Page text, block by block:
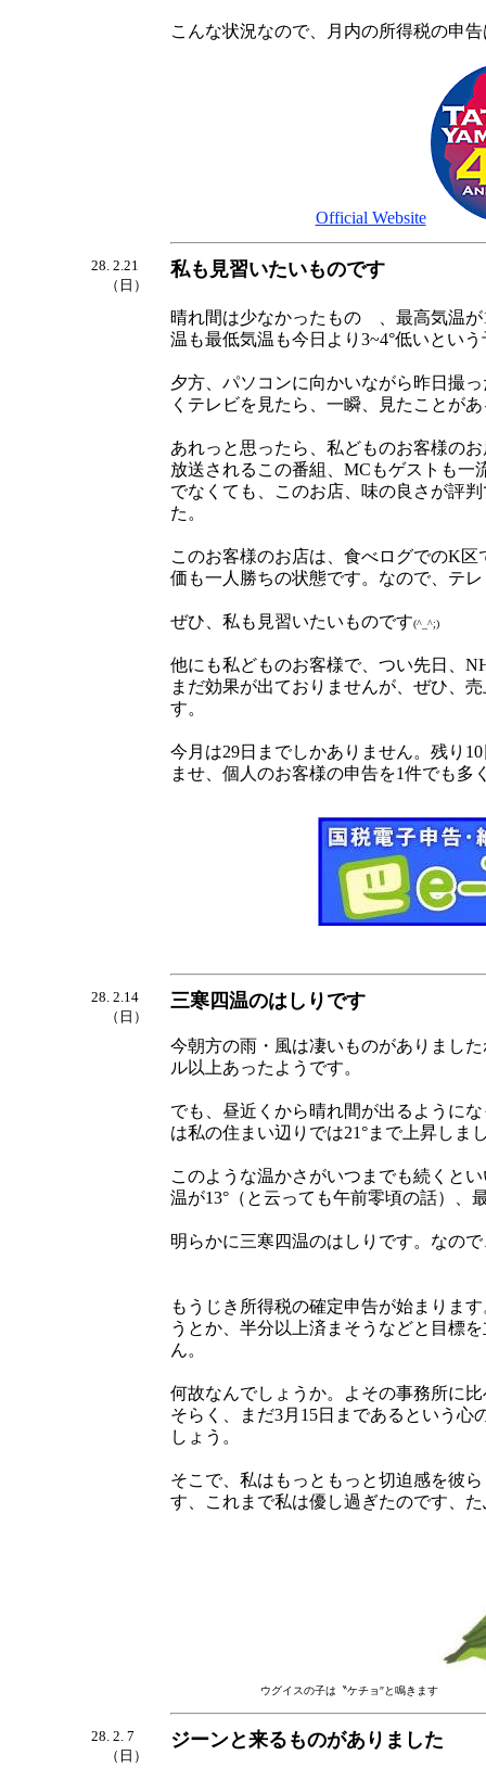
こんな状況なので、月内の所得税の申
Official Website
28. 2.21
（日）
私も見習いたいものです
晴れ間は少なかったものゝ、最高気温
温も最低気温も今日より3~4°低いとい
夕方、パソコンに向かいながら昨日撮
くテレビを見たら、一瞬、見たことが
あれっと思ったら、私どものお客様の
放送されるこの番組、MCもゲストも一
でなくても、このお店、味の良さが評
た。
このお客様のお店は、食べログでのK
価も一人勝ちの状態です。なので、テ
ぜひ、私も見習いたいものです(^_^;)
他にも私どものお客様で、つい先日、
まだ効果が出ておりませんが、ぜひ、
す。
今月は29日までしかありません。残り
ませ、個人のお客様の申告を1件でも多
28. 2.14
（日）
三寒四温のはしりです
今朝方の雨・風は凄いものがありまし
ル以上あったようです。
でも、昼近くから晴れ間が出るように
は私の住まい辺りでは21°まで上昇しま
このような温かさがいつまでも続くと
温が13°（と云っても午前零頃の話）、
明らかに三寒四温のはしりです。なの
もうじき所得税の確定申告が始まりま
うとか、半分以上済まそうなどと目標
ん。
何故なんでしょうか。よその事務所に
そらく、まだ3月15日まであるという
しょう。
そこで、私はもっともっと切迫感を彼
す、これまで私は優し過ぎたのです、
ウグイスの子は〝ケチョ″と鳴きます
28. 2. 7
（日）
ジーンと来るものがありました